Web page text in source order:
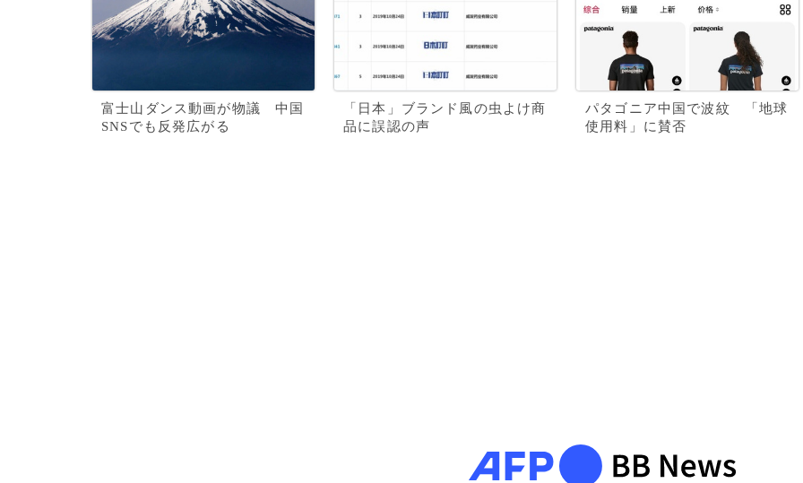
富士山ダンス動画が物議 中国
SNSでも反発広がる
「日本」ブランド風の虫よけ商
品に誤認の声
パタゴニア中国で波紋 「地球
使用料」に賛否